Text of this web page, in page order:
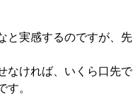
と実感するのですが、先
なければ、いくら口先で
す。